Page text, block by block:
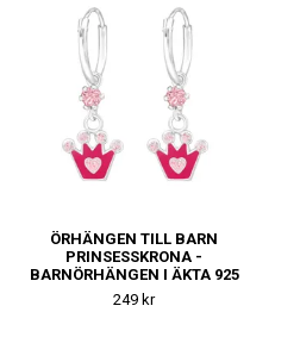
ÖRHÄNGEN TILL BARN
PRINSESSKRONA -
BARNÖRHÄNGEN I ÄKTA 925
SILVER
249 kr